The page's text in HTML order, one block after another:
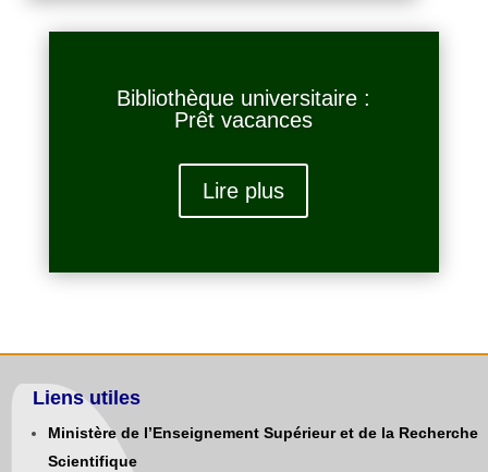
Bibliothèque universitaire :
Prêt vacances
Lire plus
Liens utiles
Ministère de l’Enseignement Supérieur et de la Recherche
Scientifique